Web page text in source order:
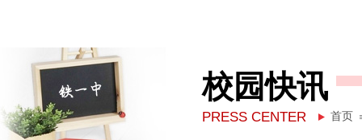
校园快讯
PRESS CENTER 首页